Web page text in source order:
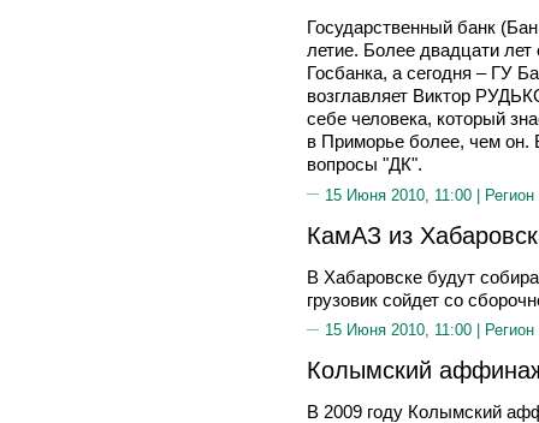
Государственный банк
летие. Более двадцати
Госбанка, а сегодня – ГУ
возглавляет Виктор
себе человека, который
в Приморье более, чем он.
вопросы "ДК".
15 Июня 2010, 11:00 | Регион
КамАЗ из
В Хабаровске будут
грузовик сойдет со
15 Июня 2010, 11:00 |
Колымский
В 2009 году Колымский